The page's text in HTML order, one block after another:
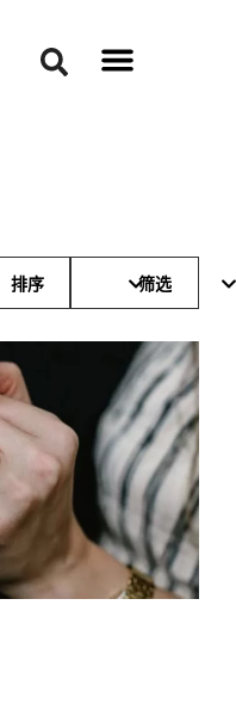
排序 筛选